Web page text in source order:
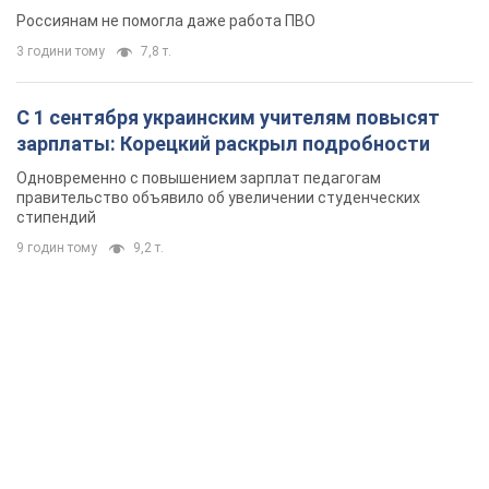
Россиянам не помогла даже работа ПВО
3 години тому 7,8 т.
С 1 сентября украинским учителям повысят
зарплаты: Корецкий раскрыл подробности
Одновременно с повышением зарплат педагогам
правительство объявило об увеличении студенческих
стипендий
9 годин тому 9,2 т.